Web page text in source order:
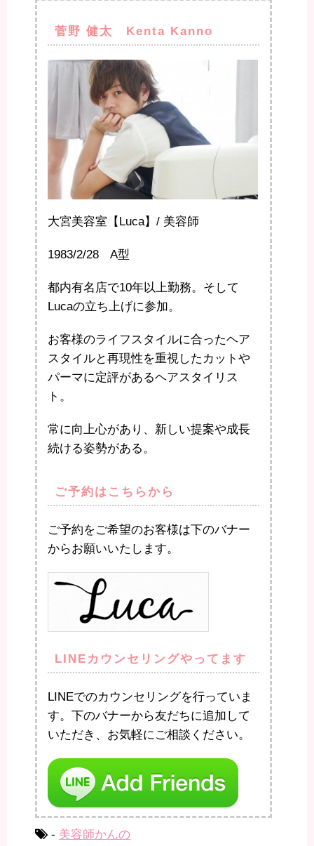
菅野 健太 Kenta Kanno
大宮美容室【Luca】/ 美容師
1983/2/28 A型
都内有名店で10年以上勤務。そして
Lucaの立ち上げに参加。
お客様のライフスタイルに合ったヘア
スタイルと再現性を重視したカットや
パーマに定評があるヘアスタイリス
ト。
常に向上心があり、新しい提案や成長
続ける姿勢がある。
ご予約はこちらから
ご予約をご希望のお客様は下のバナー
からお願いいたします。
LINEカウンセリングやってます
LINEでのカウンセリングを行っていま
す。下のバナーから友だちに追加して
いただき、お気軽にご相談ください。
- 美容師かんの